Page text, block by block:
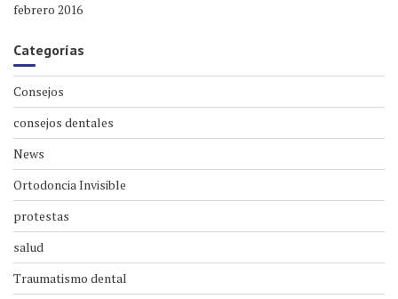
febrero 2016
Categorías
Consejos
consejos dentales
News
Ortodoncia Invisible
protestas
salud
Traumatismo dental